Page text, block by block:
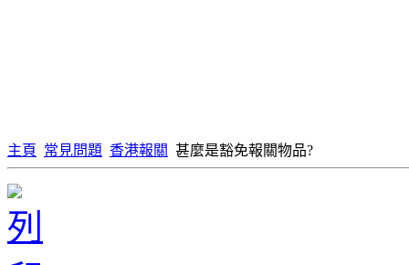
主頁 常見問題 香港報關 甚麼是豁免報關物品?